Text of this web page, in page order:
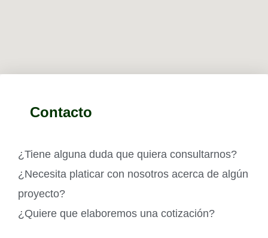
Contacto
¿Tiene alguna duda que quiera consultarnos?
¿Necesita platicar con nosotros acerca de algún
proyecto?
¿Quiere que elaboremos una cotización?